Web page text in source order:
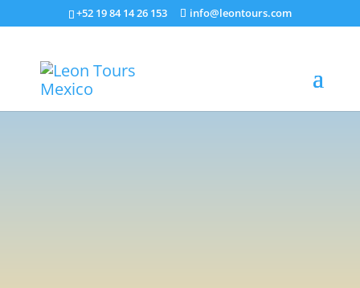
+52 19 84 14 26 153 info@leontours.com